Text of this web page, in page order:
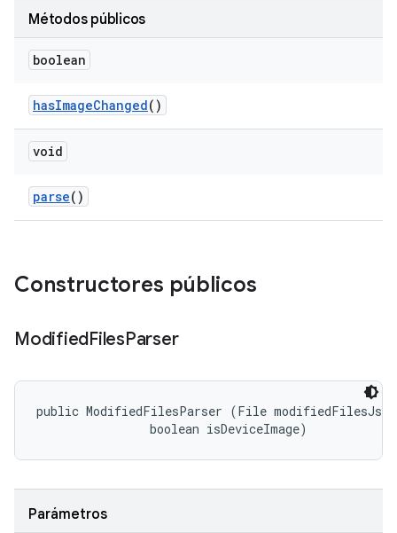
Métodos públicos
boolean
hasImageChanged()
void
parse()
Constructores públicos
ModifiedFilesParser
public ModifiedFilesParser (File
                boolean isDeviceImage)
Parámetros